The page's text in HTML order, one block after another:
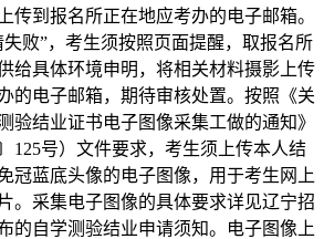
传到报名所正在地应考办的电子邮箱。
败”，考生须按照页面提醒，取报名所
给具体环境申明，将相关材料摄影上传
的电子邮箱，期待审核处置。按照《关
验结业证书电子图像采集工做的通知》
125号）文件要求，考生须上传本人结
冠蓝底头像的电子图像，用于考生网上
。采集电子图像的具体要求详见辽宁招
的自学测验结业申请须知。电子图像上